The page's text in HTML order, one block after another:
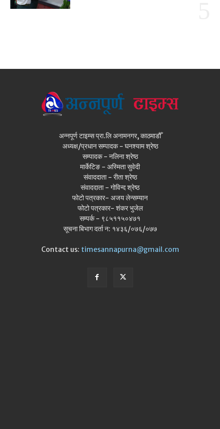
अन्नपूर्ण टाइम्स प्रा.लि अनामनगर, काठमाडौँ
अध्यक्ष/प्रधान सम्पादक - घनश्याम श्रेष्ठ
सम्पादक - नलिना श्रेष्ठ
मार्केटिङ - अस्मिता सुवेदी
संवाददाता - रीता श्रेष्ठ
संवाददाता - गोविन्द श्रेष्ठ
फोटो पत्रकार- अजय लेन्सम्यान
फोटो पत्रकार- शंकर भुजेल
सम्पर्क - ९८५११५०४७१
सूचना बिभाग दर्ता न: १४३६/०७६/०७७
Contact us: timesannapurna@gmail.com